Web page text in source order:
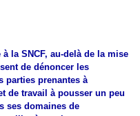
la SNCF, au-delà de la mise
de dénoncer les
parties prenantes à
de travail à pousser un peu
ses domaines de